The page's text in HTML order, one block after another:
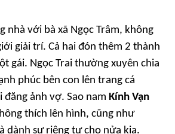
nhà với bà xã Ngọc Trâm, không
giải trí. Cả hai đón thêm 2 thành
gái. Ngọc Trai thường xuyên chia
phúc bên con lên trang cá
ảnh vợ. Sao nam Kính Vạn
thích lên hình, cũng như
dành sự riêng tư cho nửa kia.